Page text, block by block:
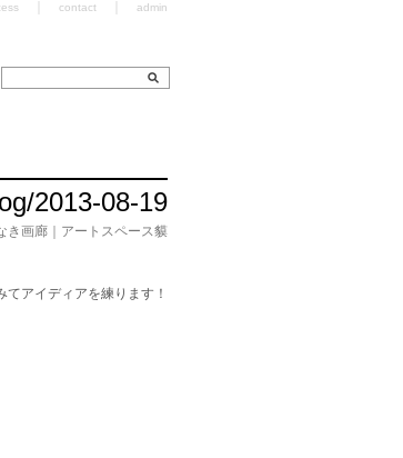
2013-08-19
き画廊｜アートスペース貘
アイディアを練ります！
contact admin